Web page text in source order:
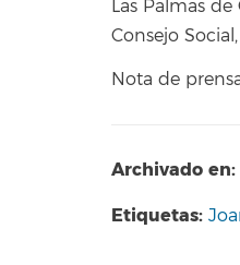
Las Palmas
Consejo
Nota de
Archivado en:
Etiquetas: